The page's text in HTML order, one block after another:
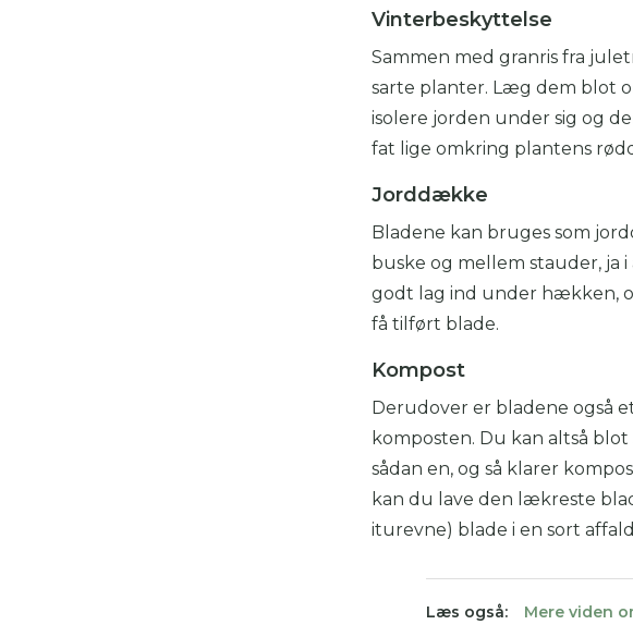
Vinterbeskyttelse
Sammen med granris fra
sarte planter. Læg dem blot
isolere jorden under sig og
fat lige omkring plantens
Jorddække
Bladene kan bruges som
buske og mellem stauder, ja
godt lag ind under hækken,
få tilført blade.
Kompost
Derudover er bladene også
komposten. Du kan altså
sådan en, og så klarer
kan du lave den lækreste
iturevne) blade i en sort
Læs også: Mere viden